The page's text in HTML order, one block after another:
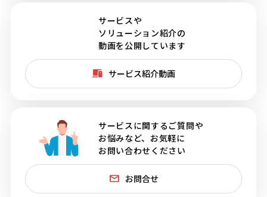
サービスや
ソリューション紹介の
動画を公開しています
サービス紹介動画
サービスに関するご質問や
お悩みなど、お気軽に
お問い合わせください
お問合せ